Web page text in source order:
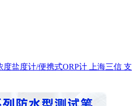
度盐度计/便携式ORP计 上海三信 支